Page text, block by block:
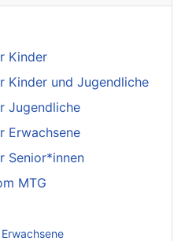
Kinder
Kinder und Jugendliche
Jugendliche
Erwachsene
Senior*innen
MTG